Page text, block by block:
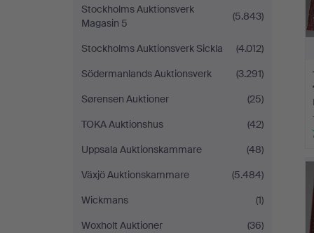
Stockholms Auktionsverk
Magasin 5
(5.843)
Stockholms Auktionsverk Sickla
(4.012)
Södermanlands Auktionsverk
(3.291)
Sørensen Auktioner
(25)
TOKA Auktionshus
(42)
Uppsala Auktionskammare
(48)
Växjö Auktionskammare
(5.484)
Wickmans
(1)
Woxholt Auktioner
(36)